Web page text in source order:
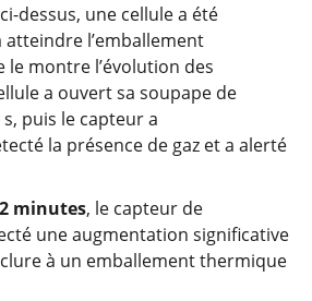
dessus, une cellule a été
atteindre l’emballement
montre l’évolution des
a ouvert sa soupape de
puis le capteur a
la présence de gaz et a alerté
minutes, le capteur de
une augmentation significative
à un emballement thermique